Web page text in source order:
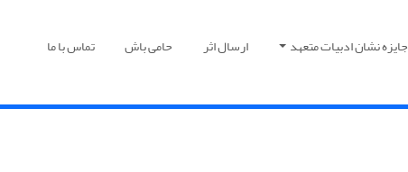
جایزه نشان ادبیات متعهد ارسال اثر حامی باش تماس با ما